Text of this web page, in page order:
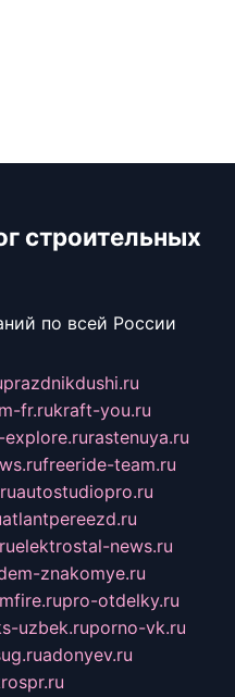
строительных
по всей России
prazdnikdushi.ru
fr.rukraft-you.ru
rastenuya.ru
freeride-team.ru
autostudiopro.ru
atlantpereezd.ru
elektrostal-news.ru
znakomye.ru
pro-otdelky.ru
uzbek.ruporno-vk.ru
adonyev.ru